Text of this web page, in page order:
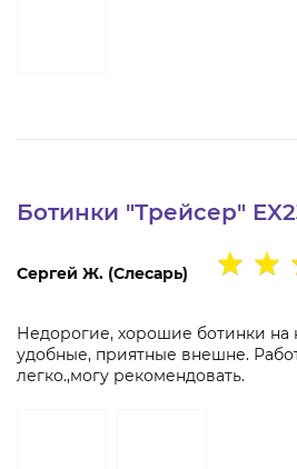
Ботинки "Трейсер"
Сергей Ж. (Слесарь)
Недорогие, хорошие ботинки на
удобные, приятные внешне.
легко.,могу рекомендовать.